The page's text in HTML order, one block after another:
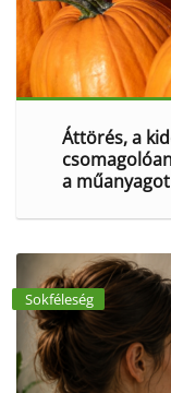
Áttörés, a
a műanyagot
Sokféleség